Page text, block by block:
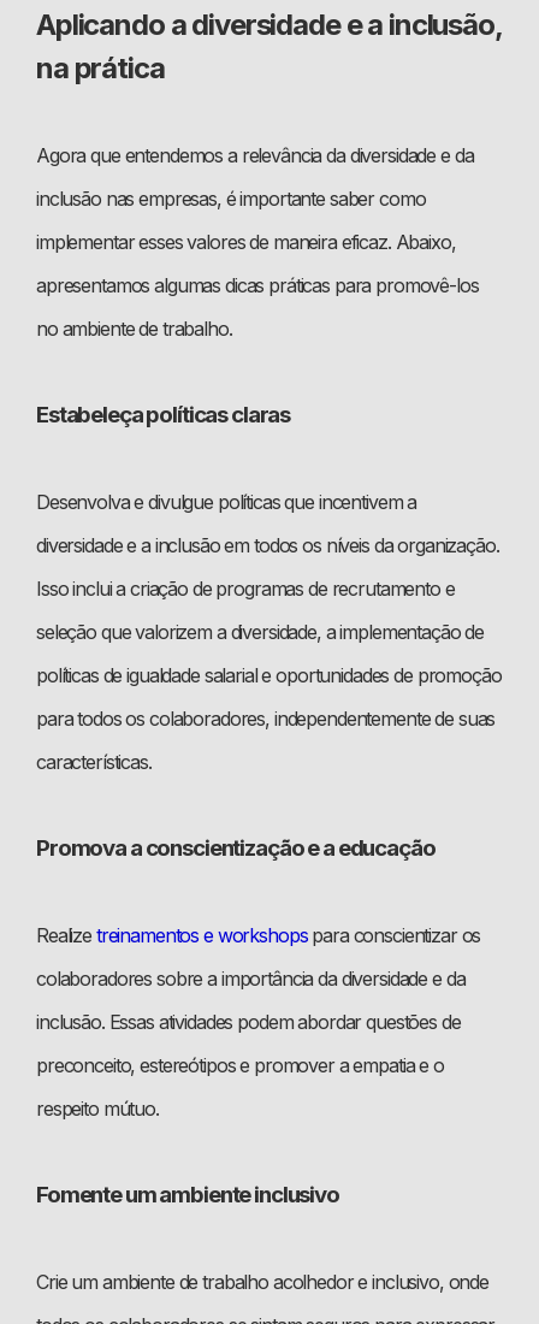
Aplicando a diversidade e a inclusão,
na prática
Agora que entendemos a relevância da diversidade e da
inclusão nas empresas, é importante saber como
implementar esses valores de maneira eficaz. Abaixo,
apresentamos algumas dicas práticas para promovê-los
no ambiente de trabalho.
Estabeleça políticas claras
Desenvolva e divulgue políticas que incentivem a
diversidade e a inclusão em todos os níveis da organização.
Isso inclui a criação de programas de recrutamento e
seleção que valorizem a diversidade, a implementação de
políticas de igualdade salarial e oportunidades de promoção
para todos os colaboradores, independentemente de suas
características.
Promova a conscientização e a educação
Realize treinamentos e workshopspara conscientizar os
colaboradores sobre a importância da diversidade e da
inclusão. Essas atividades podem abordar questões de
preconceito, estereótipos e promover a empatia e o
respeito mútuo.
Fomente um ambiente inclusivo
Crie um ambiente de trabalho acolhedor e inclusivo, onde